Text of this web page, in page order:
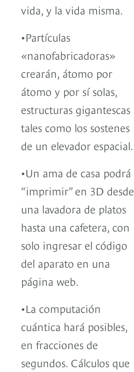
vida, y la vida misma.
•Partículas
«nanofabricadoras»
crearán, átomo por
átomo y por sí solas,
estructuras gigantescas
tales como los sostenes
de un elevador espacial.
•Un ama de casa podrá
“imprimir” en 3D desde
una lavadora de platos
hasta una cafetera, con
solo ingresar el código
del aparato en una
página web.
•La computación
cuántica hará posibles,
en fracciones de
segundos. Cálculos que